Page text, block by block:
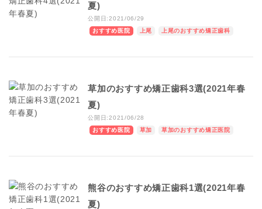
夏)
公開日:2021/06/29
おすすめ医院
上尾 上尾のおすすめ矯正歯科
草加のおすすめ矯正歯科3選(2021年春
夏)
公開日:2021/06/28
おすすめ医院
草加 草加のおすすめ矯正医院
熊谷のおすすめ矯正歯科1選(2021年春
夏)